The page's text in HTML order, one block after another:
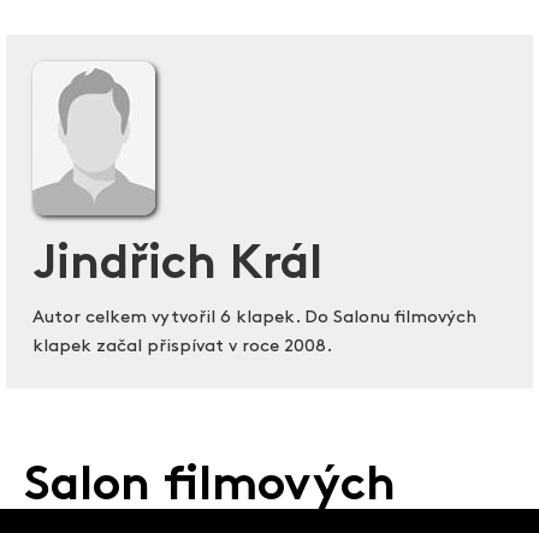
Jindřich Král
Autor celkem vytvořil 6 klapek. Do Salonu filmových
klapek začal přispívat v roce 2008.
Salon filmových